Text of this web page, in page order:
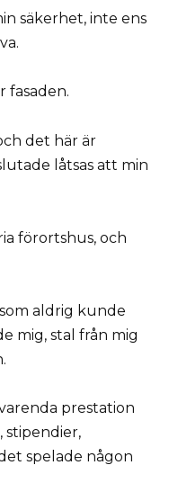
säkerhet, inte ens
fasaden.
det här är
låtsas att min
förortshus, och
aldrig kunde
mig, stal från mig
prestation
stipendier,
spelade någon